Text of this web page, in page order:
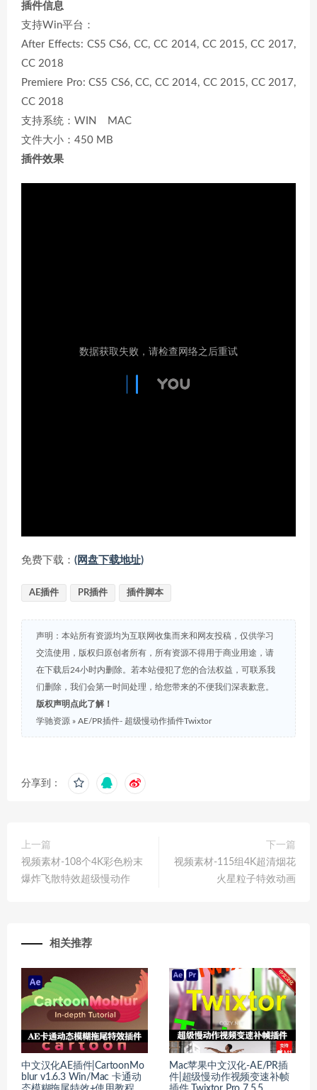
插件信息
支持Win平台：
After Effects: CS5 CS6, CC, CC 2014, CC 2015, CC 2017,
CC 2018
Premiere Pro: CS5 CS6, CC, CC 2014, CC 2015, CC 2017,
CC 2018
支持系统：WIN MAC
文件大小：450 MB
插件效果
免费下载： (网盘下载地址)
AE插件 PR插件 插件脚本
声明：本站所有资源均为互联网收集而来和网友投稿，仅供学习
交流使用，版权归原创者所有，所有资源不得用于商业用途，请
在下载后24小时内删除。若本站侵犯了您的合法权益，可联系我
们删除，我们会第一时间处理，给您带来的不便我们深表歉意。
版权声明点此了解！
学驰资源 » AE/PR插件- 超级慢动作插件Twixtor
分享到：
上一篇
视频素材-108个4K彩色粉末
爆炸飞散特效超级慢动作
下一篇
视频素材-115组4K超清烟花
火星粒子特效动画
相关推荐
中文汉化AE插件|CartoonMo
blur v1.6.3 Win/Mac 卡通动
Mac苹果中文汉化-AE/PR插
件|超级慢动作视频变速补帧